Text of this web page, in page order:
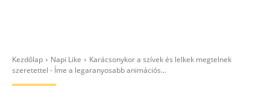
Kezdőlap Napi Like
Karácsonykor a szívek és lelkek megtelnek
szeretettel - Íme a legaranyosabb animációs...